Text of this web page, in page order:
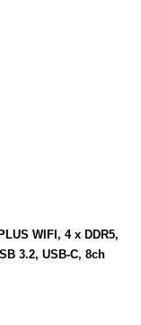
WIFI, 4 x DDR5,
3.2, USB-C, 8ch